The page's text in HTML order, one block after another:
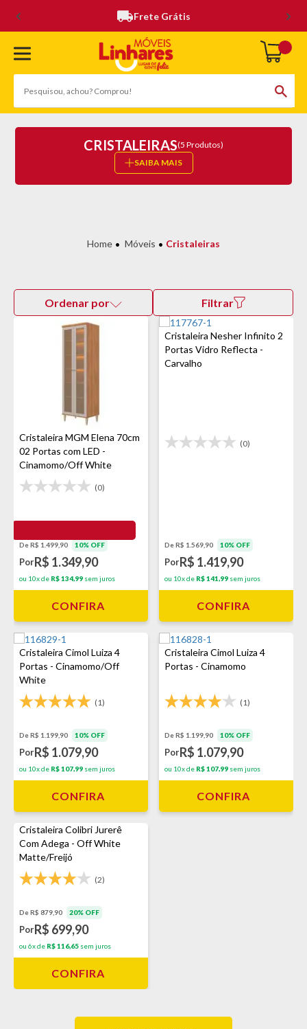
Frete Grátis
CRISTALEIRAS(5 Produtos)
SAIBA MAIS
Móveis Cristaleiras
Ordenar por Filtrar
Cristaleira MGM Elena 70cm
02 Portas com LED -
Cinamomo/Off White
(0)
De R$ 1.499,90 10% OFF
PorR$ 1.349,90
ou 10x de R$ 134,99 sem juros
CONFIRA
Cristaleira Nesher Infinito 2
Portas Vidro Reflecta -
Carvalho
(0)
De R$ 1.569,90 10% OFF
PorR$ 1.419,90
ou 10x de R$ 141,99 sem juros
CONFIRA
Cristaleira Cimol Luiza 4
Portas - Cinamomo/Off
White
(1)
De R$ 1.199,90 10% OFF
PorR$ 1.079,90
ou 10x de R$ 107,99 sem juros
CONFIRA
Cristaleira Cimol Luiza 4
Portas - Cinamomo
(1)
De R$ 1.199,90 10% OFF
PorR$ 1.079,90
ou 10x de R$ 107,99 sem juros
CONFIRA
Cristaleira Colibri Jurerê
Com Adega - Off White
Matte/Freijó
(2)
De R$ 879,90 20% OFF
PorR$ 699,90
ou 6x de R$ 116,65 sem juros
CONFIRA